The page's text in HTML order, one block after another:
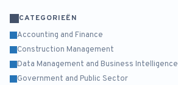
CATEGORIEËN
Accounting and Finance
Construction Management
Data Management and Business Intelligence
Government and Public Sector